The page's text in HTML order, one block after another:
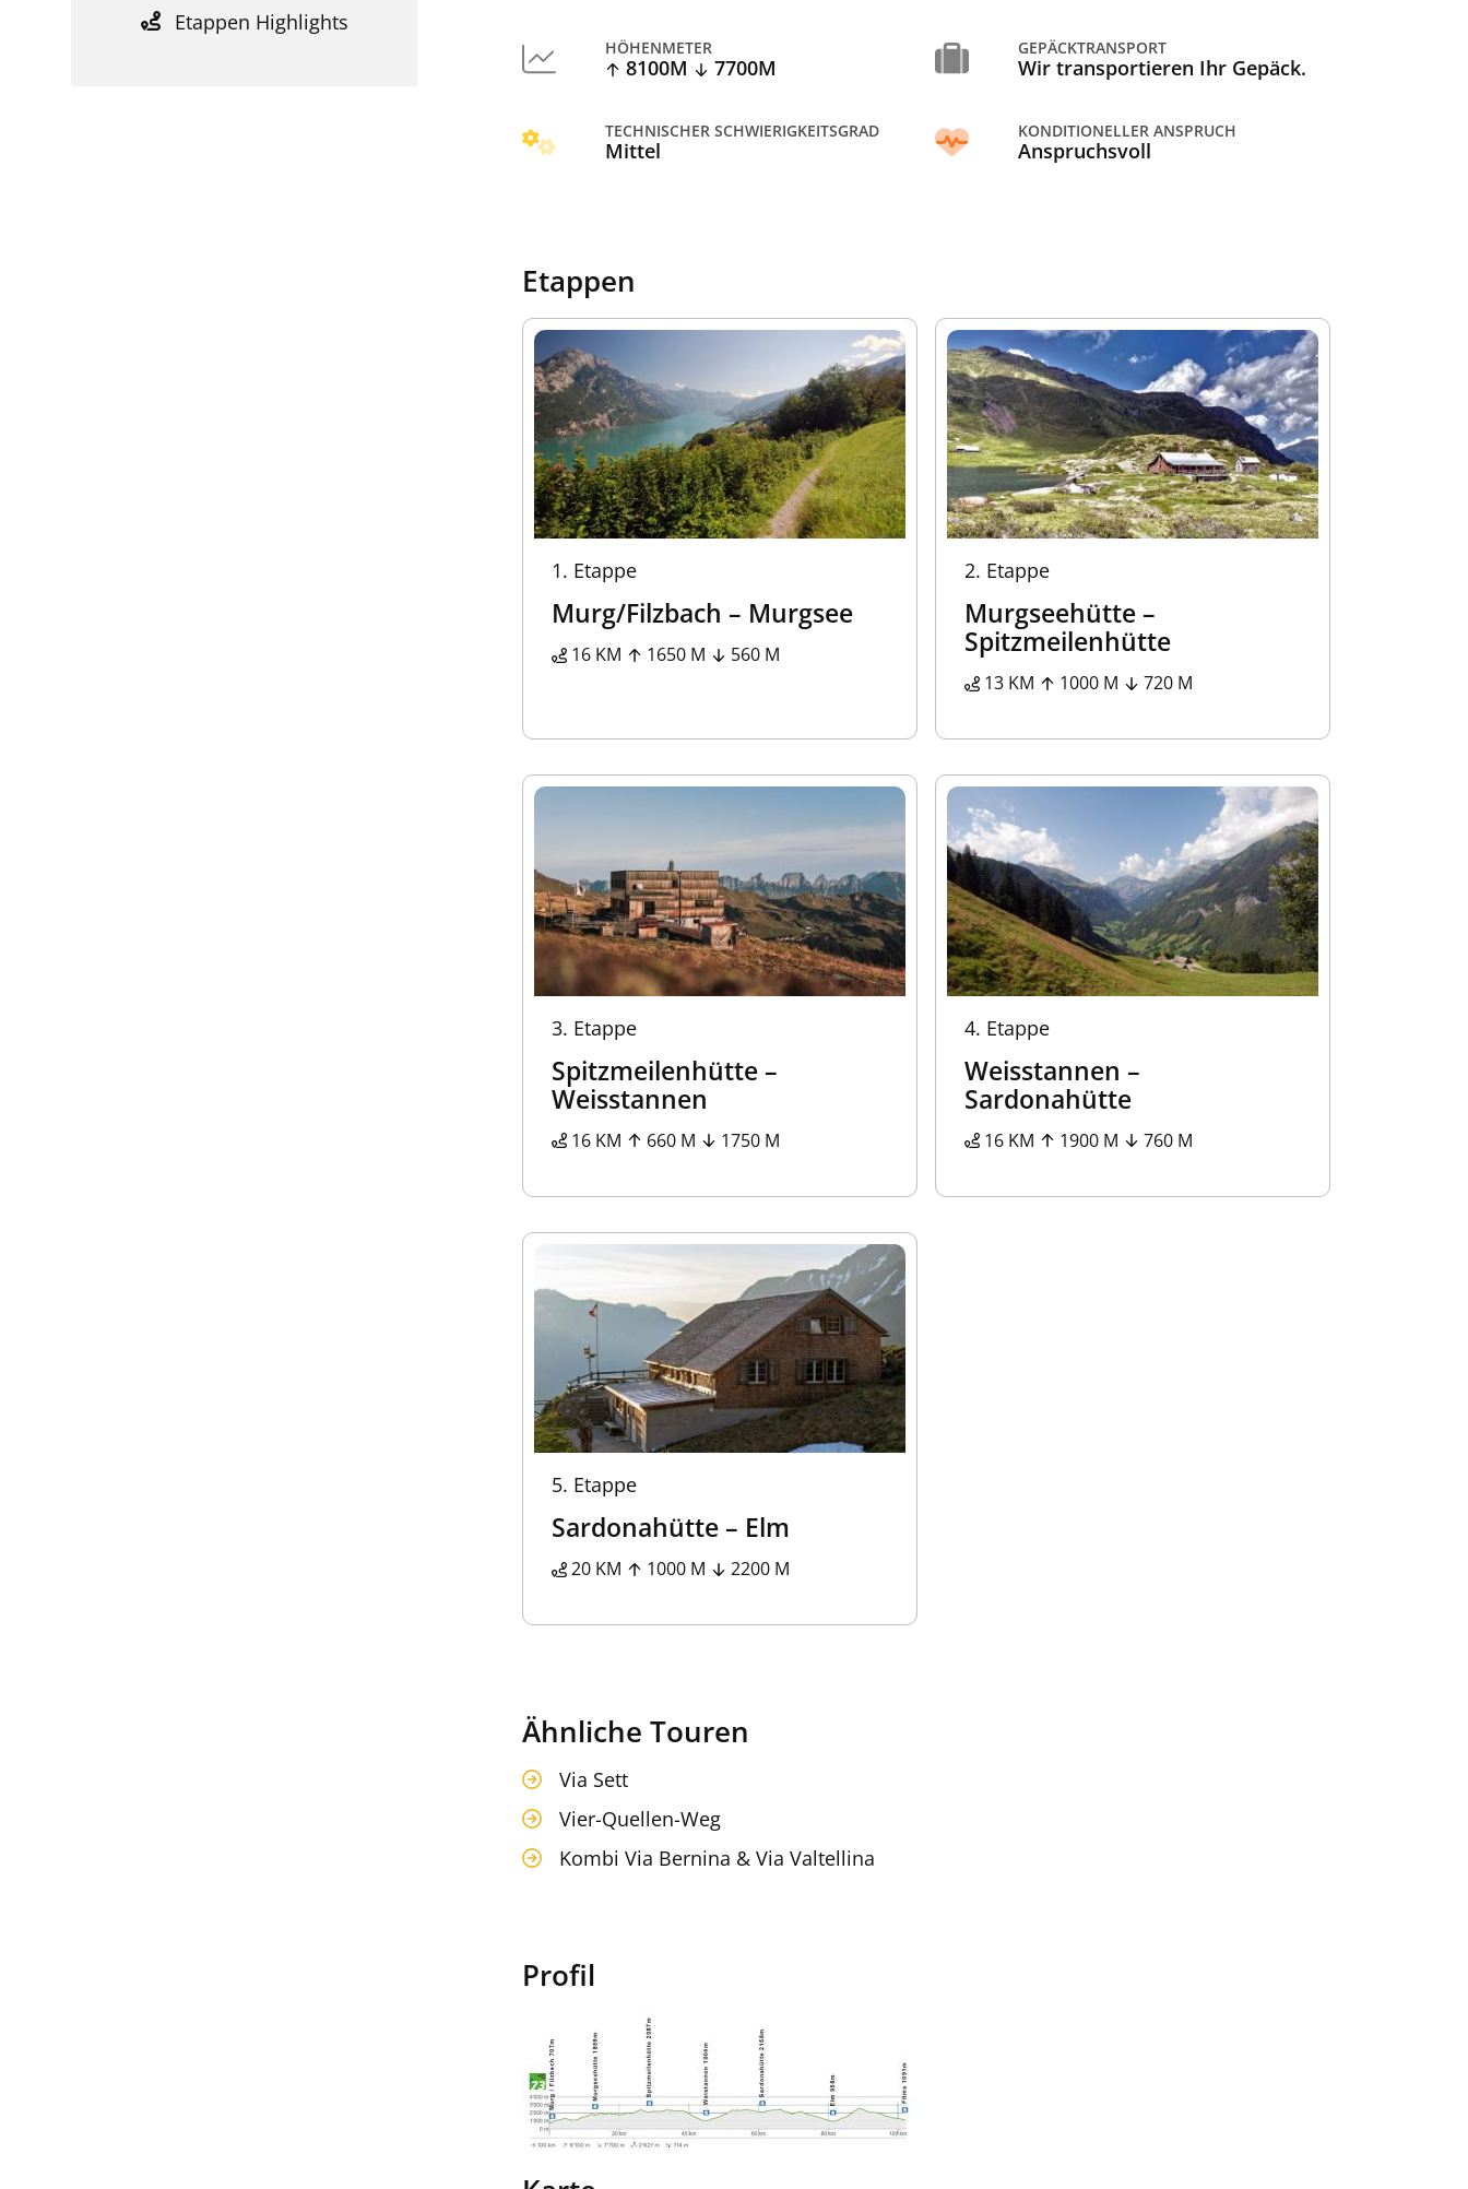
Etappen Highlights
HÖHENMETER
8100M 7700M
GEPÄCKTRANSPORT
Wir transportieren Ihr Gepäck.
TECHNISCHER SCHWIERIGKEITSGRAD
Mittel
KONDITIONELLER ANSPRUCH
Anspruchsvoll
Etappen
1. Etappe
Murg/Filzbach – Murgsee
16 KM 1650 M 560 M
2. Etappe
Murgseehütte –
Spitzmeilenhütte
13 KM 1000 M 720 M
3. Etappe
Spitzmeilenhütte –
Weisstannen
16 KM 660 M 1750 M
4. Etappe
Weisstannen –
Sardonahütte
16 KM 1900 M 760 M
5. Etappe
Sardonahütte – Elm
20 KM 1000 M 2200 M
Ähnliche Touren
Via Sett
Vier-Quellen-Weg
Kombi Via Bernina & Via Valtellina
Profil